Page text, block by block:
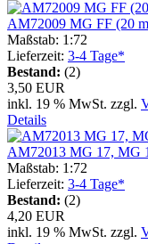
AM72009 MG FF (20
Maßstab: 1:72
Lieferzeit: 3-4 Tage*
Bestand: (2)
3,50 EUR
inkl. 19 % MwSt. zzgl.
Details
AM72013 MG 17, MG
Maßstab: 1:72
Lieferzeit: 3-4 Tage*
Bestand: (2)
4,20 EUR
inkl. 19 % MwSt. zzgl.